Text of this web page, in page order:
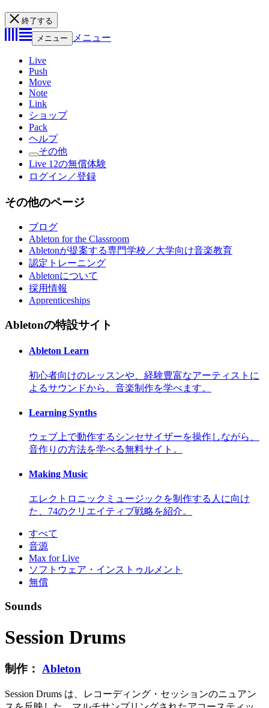
終了する
メニュー
メニュー
Live
Push
Move
Note
Link
ショップ
Pack
ヘルプ
その他
Live 12の無償体験
ログイン／登録
その他のページ
ブログ
Ableton for the Classroom
Abletonが提案する専門学校／大学向け音楽教育
認定トレーニング
Abletonについて
採用情報
Apprenticeships
Abletonの特設サイト
Ableton Learn
初心者向けのレッスンや、経験豊富なアーティストに
よるサウンドから、音楽制作を学べます。
Learning Synths
ウェブ上で動作するシンセサイザーを操作しながら、
音作りの方法を学べる無料サイト。
Making Music
エレクトロニックミュージックを制作する人に向け
た、74のクリエイティブ戦略を紹介。
すべて
音源
Max for Live
ソフトウェア・インストゥルメント
無償
Sounds
Session Drums
制作： Ableton
Session Drums は、レコーディング・セッションのニュアン